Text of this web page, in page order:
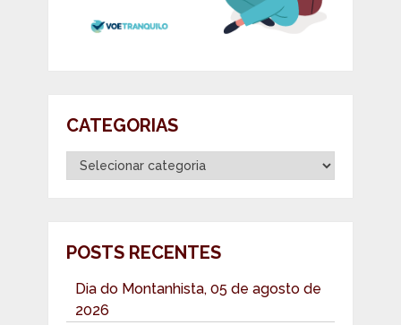
CATEGORIAS
Categorias
POSTS RECENTES
Dia do Montanhista, 05 de agosto de
2026